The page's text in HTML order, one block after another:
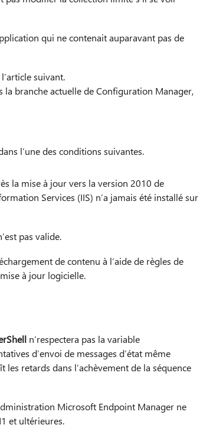
qui ne contenait auparavant pas de
suivant.
branche actuelle de Configuration Manager,
l’une des conditions suivantes.
la mise à jour vers la version 2010 de
Services (IIS) n’a jamais été installé sur
pas valide.
de contenu à l’aide de règles de
à jour logicielle.
n’respectera pas la variable
d’envoi de messages d’état même
retards dans l’achèvement de la séquence
Microsoft Endpoint Manager ne
et ultérieures.